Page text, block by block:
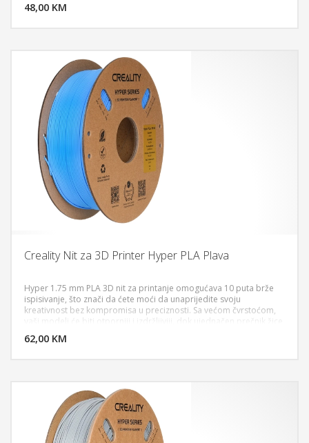
sprječava začepljenja. Sa biološkim materijalima koji su ekološki
48,00 KM
Creality Nit za 3D Printer Hyper PLA Plava
Hyper 1.75 mm PLA 3D nit za printanje omogućava 10 puta brže
ispisivanje, što znači da ćete moći da unaprijedite svoju
kreativnost bez kompromisa u preciznosti. Sa većom čvrstoćom,
vaši modeli će biti otporniji i izdržljiviji, dok ujednačen prečnik žice
ambalaža smanjuje negativan uticaj na životnu sredinu, dok visoka
62,00 KM
DODAJ U KORPU